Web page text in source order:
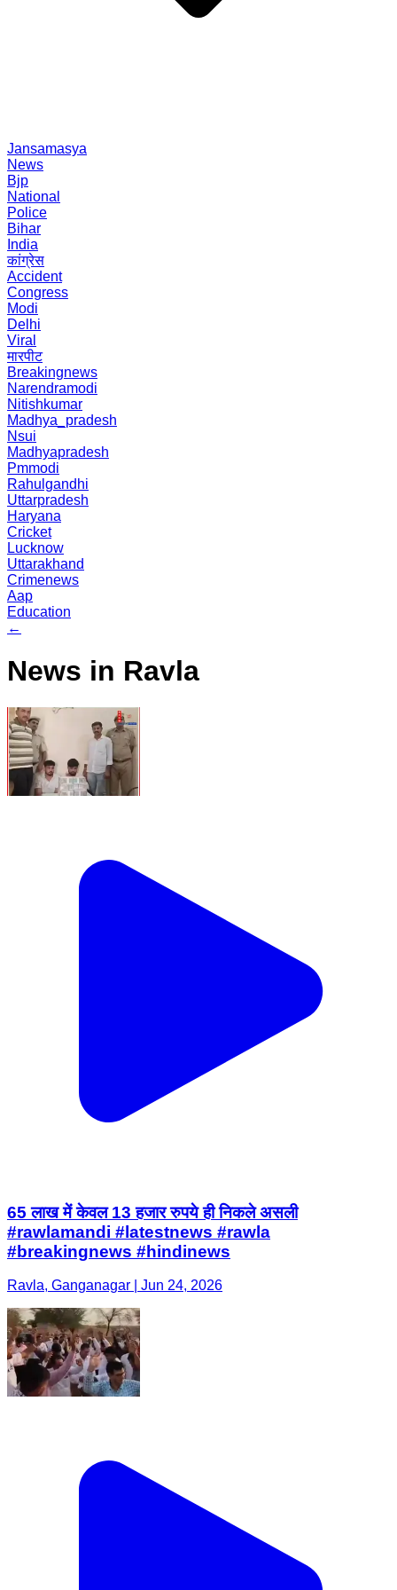
Jansamasya
News
Bjp
National
Police
Bihar
India
कांग्रेस
Accident
Congress
Modi
Delhi
Viral
मारपीट
Breakingnews
Narendramodi
Nitishkumar
Madhya_pradesh
Nsui
Madhyapradesh
Pmmodi
Rahulgandhi
Uttarpradesh
Haryana
Cricket
Lucknow
Uttarakhand
Crimenews
Aap
Education
←
News in Ravla
65 लाख में केवल 13 हजार रुपये ही निकले असली
#rawlamandi #latestnews #rawla
#breakingnews #hindinews
Ravla, Ganganagar | Jun 24, 2026